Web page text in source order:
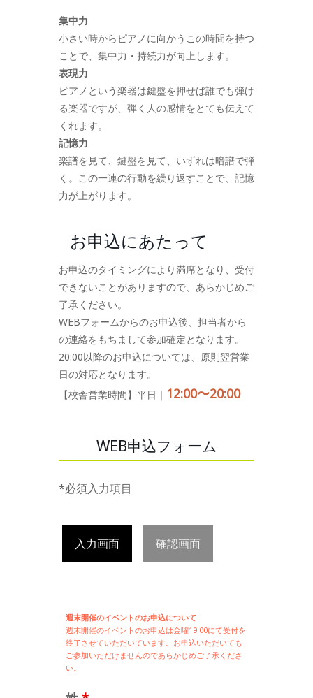
集中力
小さい時からピアノに向かうこの時間を持つ
ことで、集中力・持続力が向上します。
表現力
ピアノという楽器は鍵盤を押せば誰でも弾け
る楽器ですが、弾く人の感情をとても伝えて
くれます。
記憶力
楽譜を見て、鍵盤を見て、いずれは暗譜で弾
く。この一連の行動を繰り返すことで、記憶
力が上がります。
お申込にあたって
お申込のタイミングにより満席となり、受付
できないことがありますので、あらかじめご
了承ください。
WEBフォームからのお申込後、担当者から
の連絡をもちまして参加確定となります。
20:00以降のお申込については、原則翌営業
日の対応となります。
【校舎営業時間】平日｜ 12:00〜20:00
WEB申込フォーム
*必須入力項目
入力画面 確認画面
週末開催のイベントのお申込について
週末開催のイベントのお申込は金曜19:00にて受付を
終了させていただいています。お申込いただいても
ご参加いただけませんのであらかじめご了承くださ
い。